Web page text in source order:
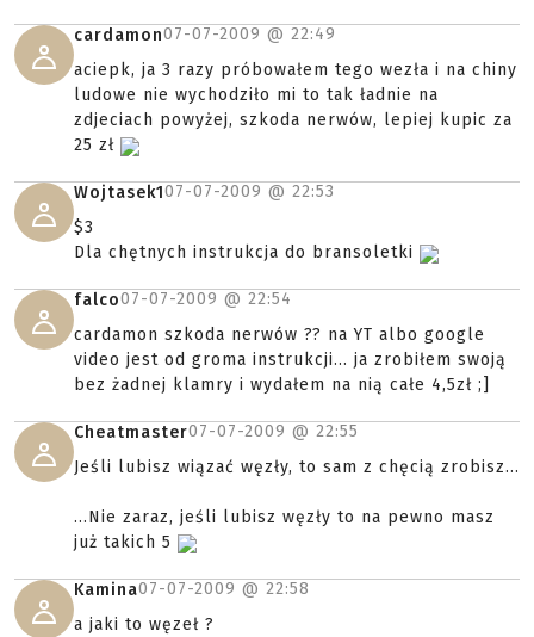
cardamon07-07-2009 @ 22:49
aciepk, ja 3 razy próbowałem tego wezła i na chiny
ludowe nie wychodziło mi to tak ładnie na
zdjeciach powyżej, szkoda nerwów, lepiej kupic za
25 zł
Wojtasek107-07-2009 @ 22:53
$3
Dla chętnych instrukcja do bransoletki
falco07-07-2009 @ 22:54
cardamon szkoda nerwów ?? na YT albo google
video jest od groma instrukcji... ja zrobiłem swoją
bez żadnej klamry i wydałem na nią całe 4,5zł ;]
Cheatmaster07-07-2009 @ 22:55
Jeśli lubisz wiązać węzły, to sam z chęcią zrobisz...
...Nie zaraz, jeśli lubisz węzły to na pewno masz
już takich 5
Kamina07-07-2009 @ 22:58
a jaki to węzeł ?